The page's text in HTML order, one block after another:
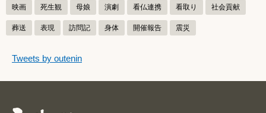
映画 死生観 母娘 演劇 看仏連携 看取り 社会貢献
葬送 表現 訪問記 身体 開催報告 震災
つぶやき
つぶやきをスキップする
Tweets by outenin